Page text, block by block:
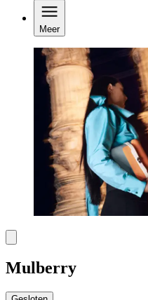
Meer
Mulberry